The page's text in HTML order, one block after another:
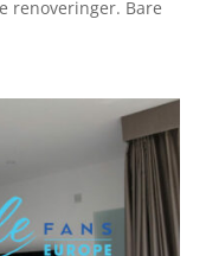
renoveringer. Bare